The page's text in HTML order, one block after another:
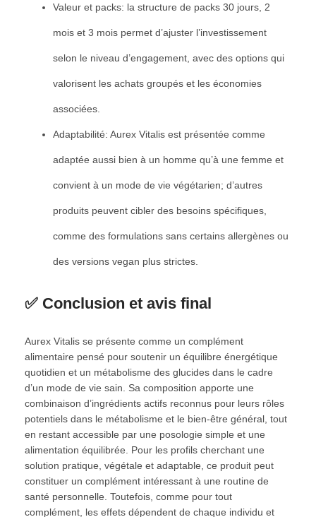
Valeur et packs: la structure de packs 30 jours, 2
mois et 3 mois permet d’ajuster l’investissement
selon le niveau d’engagement, avec des options qui
valorisent les achats groupés et les économies
associées.
Adaptabilité: Aurex Vitalis est présentée comme
adaptée aussi bien à un homme qu’à une femme et
convient à un mode de vie végétarien; d’autres
produits peuvent cibler des besoins spécifiques,
comme des formulations sans certains allergènes ou
des versions vegan plus strictes.
✅ Conclusion et avis final
Aurex Vitalis se présente comme un complément
alimentaire pensé pour soutenir un équilibre énergétique
quotidien et un métabolisme des glucides dans le cadre
d’un mode de vie sain. Sa composition apporte une
combinaison d’ingrédients actifs reconnus pour leurs rôles
potentiels dans le métabolisme et le bien-être général, tout
en restant accessible par une posologie simple et une
alimentation équilibrée. Pour les profils cherchant une
solution pratique, végétale et adaptable, ce produit peut
constituer un complément intéressant à une routine de
santé personnelle. Toutefois, comme pour tout
complément, les effets dépendent de chaque individu et